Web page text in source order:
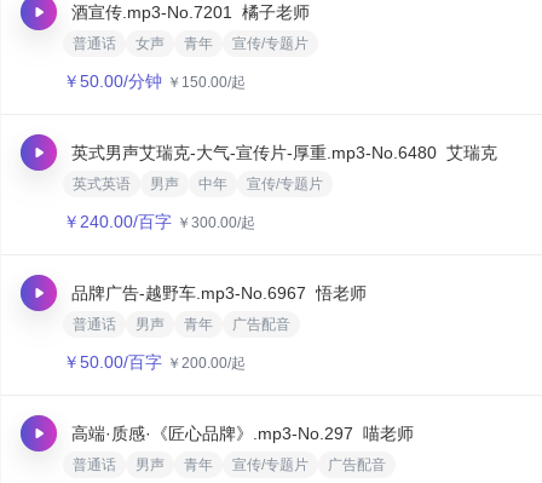
酒宣传.mp3-No.7201 橘子老师
普通话 女声 青年 宣传/专题片
￥50.00/分钟 ￥ 150.00/起
英式男声艾瑞克-大气-宣传片-厚重.mp3-No.6480 艾瑞克
英式英语 男声 中年 宣传/专题片
￥ 240.00/百字 ￥ 300.00/起
品牌广告-越野车.mp3-No.6967 悟老师
普通话 男声 青年 广告配音
￥50.00/百字 ￥ 200.00/起
高端·质感·《匠心品牌》.mp3-No.297 喵老师
普通话 男声 青年 宣传/专题片 广告配音